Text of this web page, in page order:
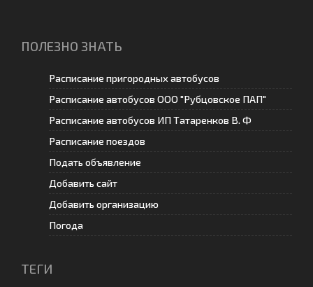
ПОЛЕЗНО ЗНАТЬ
Расписание пригородных автобусов
Расписание автобусов ООО "Рубцовское ПАП"
Расписание автобусов ИП Татаренков В. Ф
Расписание поездов
Подать объявление
Добавить сайт
Добавить организацию
Погода
ТЕГИ